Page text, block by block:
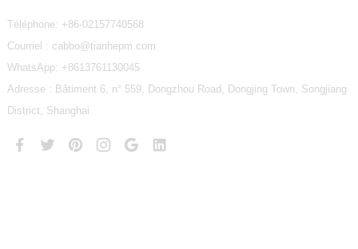
Téléphone: +86-02157740568
Courriel : cabbo@tianhepm.com
WhatsApp: +8613761130045
Adresse : Bâtiment 6, n° 559, Dongzhou Road, Dongjing Town, Songjiang
District, Shanghai